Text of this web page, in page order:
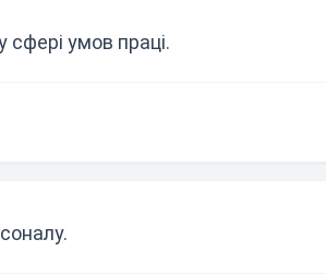
сфері умов праці.